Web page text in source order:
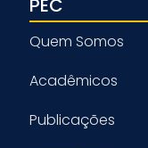
PEC
Quem Somos
Acadêmicos
Publicações